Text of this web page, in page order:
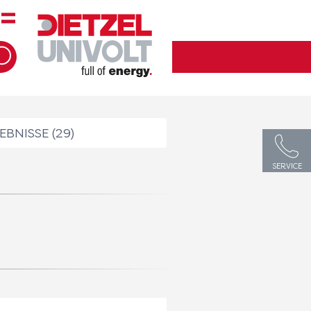
SERVICE
(29)